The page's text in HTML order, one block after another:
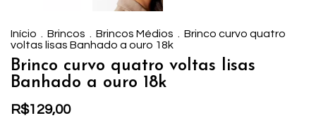
Início Brincos Brincos Médios
Brinco curvo quatro
voltas lisas Banhado a ouro 18k
Brinco curvo quatro voltas lisas
Banhado a ouro 18k
R$129,00